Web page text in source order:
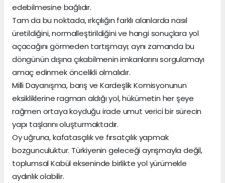
edebilmesine bağlıdır.
Tam da bu noktada, ırkçılığın farklı alanlarda nasıl
üretildiğini, normalleştirildiğini ve hangi sonuçlara yol
açacağını görmeden tartışmayı; aynı zamanda bu
döngünün dışına çıkabilmenin imkanlarını sorgulamayı
amaç edinmek öncelikli olmalıdır.
Milli Dayanışma, barış ve Kardeşlik Komisyonunun
eksikliklerine ragman aldığı yol, hükümetin her şeye
rağmen ortaya koyduğu irade umut verici bir sürecin
yapı taşlarını oluşturmaktadır.
Oy uğruna, kafatasçılık ve fırsatçılık yapmak
bozgunculuktur. Türkiyenin geleceği ayrışmayla değil,
toplumsal Kabül ekseninde birlikte yol yürümekle
aydınlık olabilir.